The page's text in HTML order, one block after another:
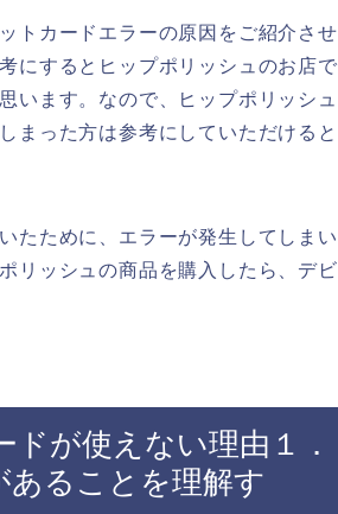
トカードエラーの原因をご紹介させ
にするとヒップポリッシュのお店で
います。なので、ヒップポリッシュ
まった方は参考にしていただけると
たために、エラーが発生してしまい
リッシュの商品を購入したら、デビ
が使えない理由１．
あることを理解す